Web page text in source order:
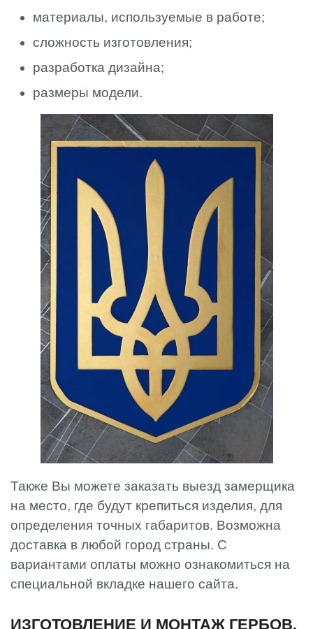
материалы, используемые в работе;
сложность изготовления;
разработка дизайна;
размеры модели.
Также Вы можете заказать выезд замерщика
на место, где будут крепиться изделия, для
определения точных габаритов. Возможна
доставка в любой город страны. С
вариантами оплаты можно ознакомиться на
специальной вкладке нашего сайта.
ИЗГОТОВЛЕНИЕ И МОНТАЖ ГЕРБОВ,